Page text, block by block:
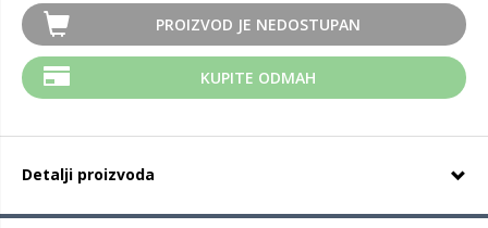
PROIZVOD JE NEDOSTUPAN
KUPITE ODMAH
Detalji proizvoda